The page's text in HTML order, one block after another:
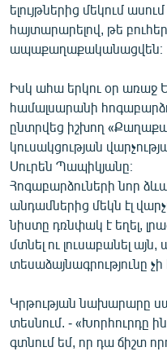
Հայերեն
English
ՀԵՏԵՎԵՔ ՄԵԶ
«Ազատության» բոլոր
ելույթներից մեկում
հայտարարելով, թե
ապաքաղաքականացվեն։
Իսկ ահա երկու օր
համալսարանի
ընտրվեց իշխող
կուսակցության
Սուրեն Պապիկյանը։
Հոգաբարձուների նոր
անդամներից մեկն էլ
նիստը դռնփակ է եղել,
մտնել ու լուսաբանել այն,
տեսաձայնագրությունը
Կրթության նախարարը
տեսնում. - «Խորհուրդը
գտնում եմ, որ դա ճիշտ